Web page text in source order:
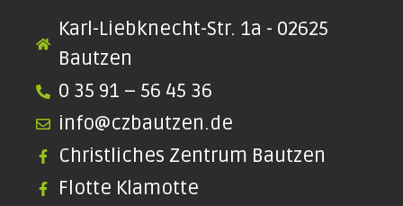
Karl-Liebknecht-Str. 1a - 02625
Bautzen
0 35 91 – 56 45 36
info@czbautzen.de
Christliches Zentrum Bautzen
Flotte Klamotte